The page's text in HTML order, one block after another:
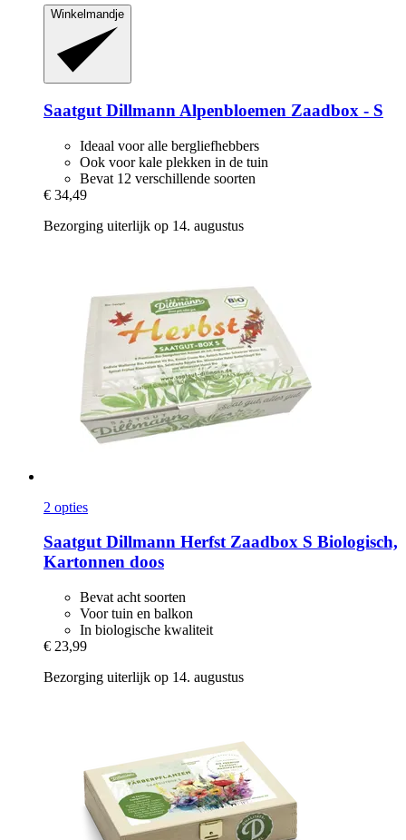
Winkelmandje
Saatgut Dillmann Alpenbloemen Zaadbox -​ S
Ideaal voor alle bergliefhebbers
Ook voor kale plekken in de tuin
Bevat 12 verschillende soorten
€ 34,49
Bezorging uiterlijk op 14. augustus
2 opties
Saatgut Dillmann Herfst Zaadbox S Biologisch,
Kartonnen doos
Bevat acht soorten
Voor tuin en balkon
In biologische kwaliteit
€ 23,99
Bezorging uiterlijk op 14. augustus